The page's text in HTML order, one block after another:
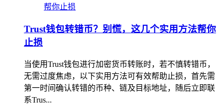
Trust钱包转错币？别慌，这几个实用方法帮你
止损
当使用Trust钱包进行加密货币转账时，若不慎转错币，
无需过度焦虑，以下实用方法可有效帮助止损，首先需
第一时间确认转错的币种、链及目标地址，随后立即联
系Trus...